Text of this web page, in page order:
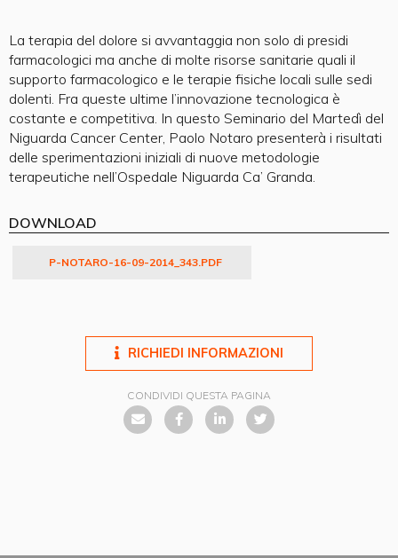
La terapia del dolore si avvantaggia non solo di presidi
farmacologici ma anche di molte risorse sanitarie quali il
supporto farmacologico e le terapie fisiche locali sulle sedi
dolenti. Fra queste ultime l’innovazione tecnologica è
costante e competitiva. In questo Seminario del Martedì del
Niguarda Cancer Center, Paolo Notaro presenterà i risultati
delle sperimentazioni iniziali di nuove metodologie
terapeutiche nell’Ospedale Niguarda Ca’ Granda.
DOWNLOAD
P-NOTARO-16-09-2014_343.PDF
RICHIEDI INFORMAZIONI
CONDIVIDI QUESTA PAGINA